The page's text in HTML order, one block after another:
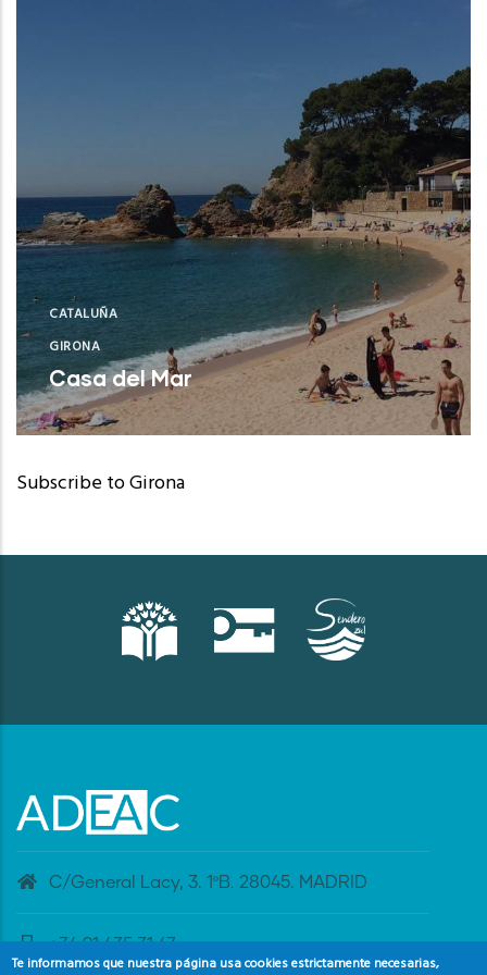
CATALUÑA
GIRONA
Casa del Mar
Lloret de Mar (Girona)
Subscribe to Girona
C/General Lacy, 3. 1ºB. 28045. MADRID
+34 91 435 31 47
Te informamos que nuestra página usa cookies estrictamente necesarias,